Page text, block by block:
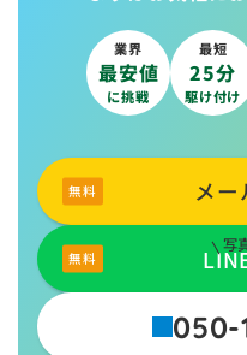
業界
最安値
に挑戦
最短
25分
駆け付け
メー
写
050-